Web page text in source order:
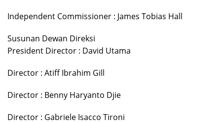
Independent Commissioner : James Tobias Hall
Susunan Dewan Direksi
President Director : David Utama
Director : Atiff Ibrahim Gill
Director : Benny Haryanto Djie
Director : Gabriele Isacco Tironi